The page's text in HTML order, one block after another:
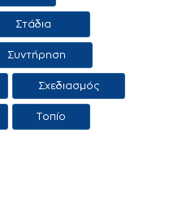
Στάδια
κατασκευής
πισίνας
Συντήρηση
πισίνας
Σχεδιασμός
τοπίου
Τοπίο